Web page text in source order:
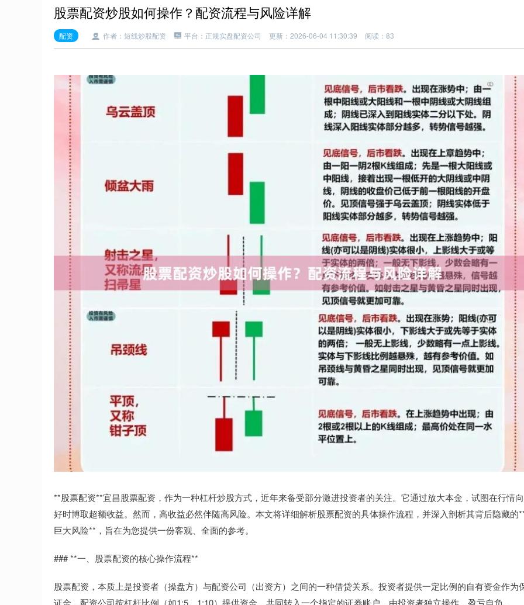
股票配资炒股如何操作？配资流程与风险详解
配资 作者：短线炒股配资 平台：正规实盘配资公司 更新：2026-06-04 11:30:39 阅读：83
**股票配资**宜昌股票配资，作为一种杠杆炒股方式，近年来备受部分激进投资者的关注。它通过放大本金，试图在行情向
好时博取超额收益。然而，高收益必然伴随高风险。本文将详细解析股票配资的具体操作流程，并深入剖析其背后隐藏的
巨大风险**，旨在为您提供一份客观、全面的参考。
### **一、股票配资的核心操作流程**
股票配资，本质上是投资者（操盘方）与配资公司（出资方）之间的一种借贷关系。投资者提供一定比例的自有资金作为
证金，配资公司按杠杆比例（如1:5、1:10）提供资金，共同转入一个指定的证券账户，由投资者独立操作，盈亏自负。